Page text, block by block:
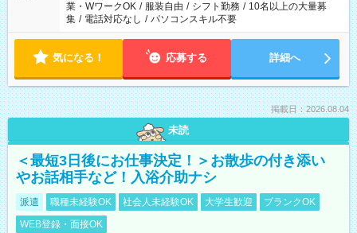
業・WワークOK / 服装自由 / シフト勤務 / 10名以上の大量募
集 / 電話対応なし / パソコンスキル不要
気になる！ 応募する 詳細へ
掲載日：2026.08.04
未読
＜最短3日後にお仕事決定！＞お散歩の付き添い
やお話相手など！入浴介助ナシ
派遣 職種未経験OK 社会人未経験OK 大学生歓迎
ブランクOK
WEB登録・面接OK